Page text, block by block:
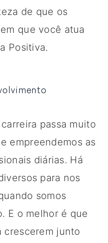
de que os
que você atua
Positiva.
passa muito
empreendemos as
diárias. Há
para nos
somos
E o melhor é que
crescerem junto